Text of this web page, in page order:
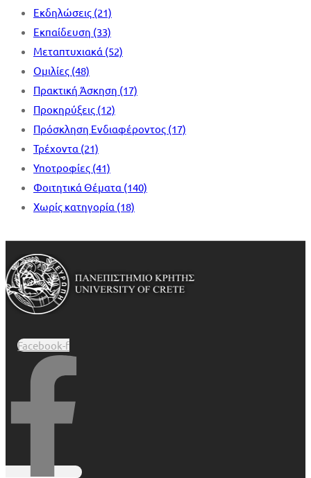
Εκδηλώσεις (21)
Εκπαίδευση (33)
Μεταπτυχιακά (52)
Ομιλίες (48)
Πρακτική Άσκηση (17)
Προκηρύξεις (12)
Πρόσκληση Ενδιαφέροντος (17)
Τρέχοντα (21)
Υποτροφίες (41)
Φοιτητικά Θέματα (140)
Χωρίς κατηγορία (18)
Facebook-f